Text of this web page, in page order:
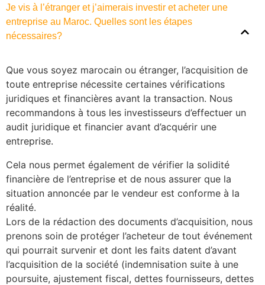
Je vis à l’étranger et j’aimerais investir et acheter une
entreprise au Maroc. Quelles sont les étapes
nécessaires?
Que vous soyez marocain ou étranger, l’acquisition de
toute entreprise nécessite certaines vérifications
juridiques et financières avant la transaction. Nous
recommandons à tous les investisseurs d’effectuer un
audit juridique et financier avant d’acquérir une
entreprise.
Cela nous permet également de vérifier la solidité
financière de l’entreprise et de nous assurer que la
situation annoncée par le vendeur est conforme à la
réalité.
Lors de la rédaction des documents d’acquisition, nous
prenons soin de protéger l’acheteur de tout événement
qui pourrait survenir et dont les faits datent d’avant
l’acquisition de la société (indemnisation suite à une
poursuite, ajustement fiscal, dettes fournisseurs, dettes